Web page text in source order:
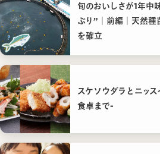
旬のおいしさが1年中
ぶり”｜前編｜天然
を確立
スケソウダラとニッ
食卓まで-